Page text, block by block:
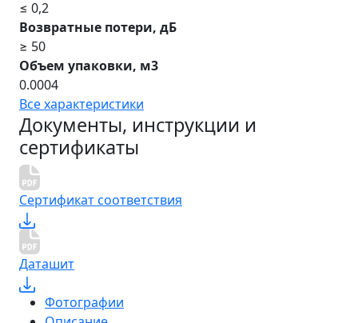
≤ 0,2
Возвратные потери, дБ
≥ 50
Объем упаковки, м3
0.0004
Все характеристики
Документы, инструкции и
сертификаты
Сертификат соответствия
Даташит
Фотографии